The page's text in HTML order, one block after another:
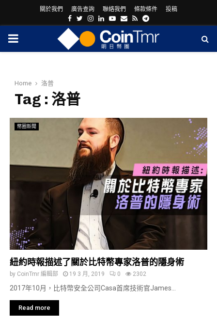
關於我們 廣告查詢 聯絡我們 條款條件 投稿
Facebook
Twitter
Instagram
LinkedinYoutube
Email
RssTelegram
PRIMARY
Home 洛普
Tag : 洛普
幣圈新聞
紐約時報描述了關於比特幣專家洛普的隱身術
by CoinTmr 編輯部 19 3 月, 2019 0 2302
2017年10月，比特幣安全公司Casa首席技術官James...
Read more